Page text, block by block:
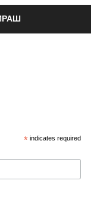
* indicates required